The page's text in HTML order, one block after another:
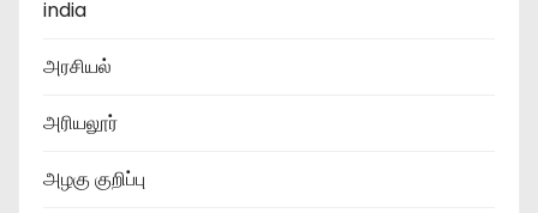
india
அரசியல்
அரியலூர்
அழகு குறிப்பு